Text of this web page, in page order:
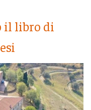
il libro di